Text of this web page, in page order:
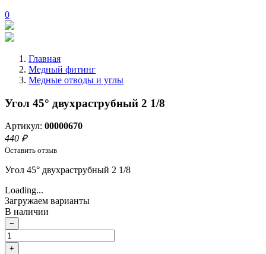
0
Главная
Медный фитинг
Медные отводы и углы
Угол 45° двухраструбный 2 1/8
Артикул: 00000670
440 ₽
Оставить отзыв
Угол 45° двухраструбный 2 1/8
Loading...
Загружаем варианты
В наличии
−
+